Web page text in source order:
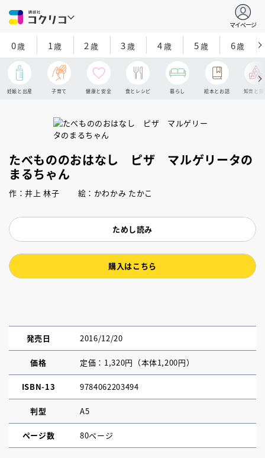
マイページ
0歳 1歳 2 歳 3歳 4歳 5歳 6歳
妊娠と出産 子育て 健康と安全 食とレシピ 暮らし 絵本とお話 知育と探
たべもののおはなし ピザ マルゲリータの
まるちゃん
作：井上 林子 絵：かわかみ たかこ
ためし読み
購入はこちら
発売日 2016/12/20
価格 定価：1,320円（本体1,200円）
ISBN-13 9784062203494
判型 A5
ページ数 80ページ